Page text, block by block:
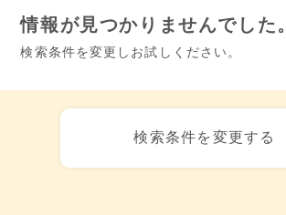
情報が見つかりませんでした。
検索条件を変更しお試しください。
検索条件を変更する